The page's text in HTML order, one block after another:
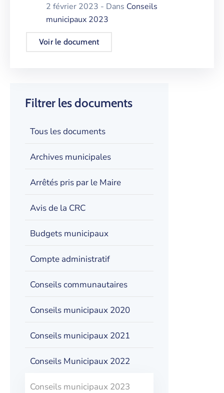
Filtrer les documents
Tous les documents
Archives municipales
Arrêtés pris par le Maire
Avis de la CRC
Budgets municipaux
Compte administratif
Conseils communautaires
Conseils municipaux 2020
Conseils municipaux 2021
Conseils Municipaux 2022
Conseils municipaux 2023
2 février 2023 - Dans Conseils
municipaux 2023
Voir le document